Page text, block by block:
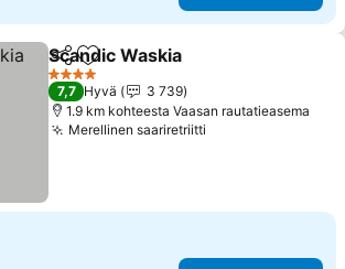
Jaa Lisää suosikkeihin
Scandic Waskia
4 Tähtiluokitus
7,7 Hyvä
3 739
1.9 km kohteesta Vaasan rautatieasema
Merellinen saariretriitti